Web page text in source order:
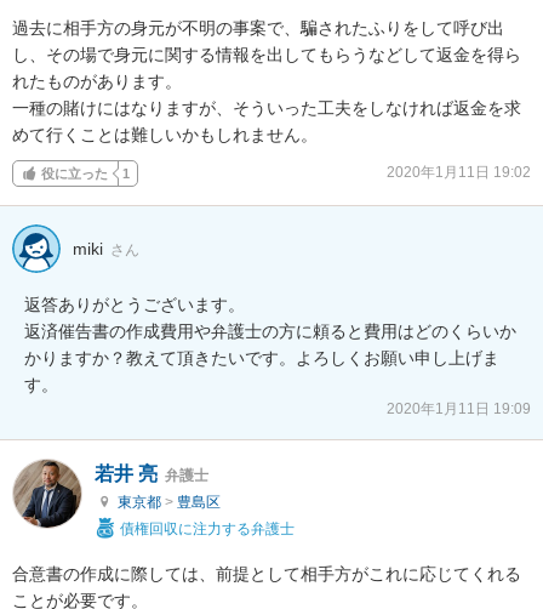
過去に相手方の身元が不明の事案で、騙されたふりをして呼び出
し、その場で身元に関する情報を出してもらうなどして返金を得ら
れたものがあります。
一種の賭けにはなりますが、そういった工夫をしなければ返金を求
めて行くことは難しいかもしれません。
役に立った 1 2020年1月11日 19:02
miki さん
返答ありがとうございます。
返済催告書の作成費用や弁護士の方に頼ると費用はどのくらいか
かりますか？教えて頂きたいです。よろしくお願い申し上げま
す。
2020年1月11日 19:09
若井 亮 弁護士
東京都 > 豊島区
債権回収に注力する弁護士
合意書の作成に際しては、前提として相手方がこれに応じてくれる
ことが必要です。